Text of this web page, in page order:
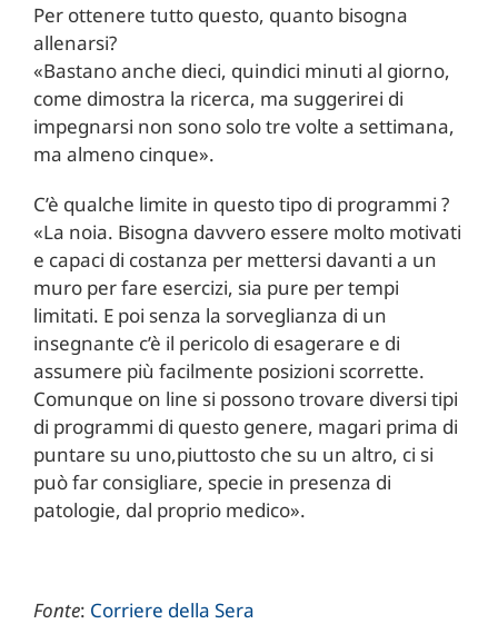
Per ottenere tutto questo, quanto bisogna
allenarsi?
«Bastano anche dieci, quindici minuti al giorno,
come dimostra la ricerca, ma suggerirei di
impegnarsi non sono solo tre volte a settimana,
ma almeno cinque».
C’è qualche limite in questo tipo di programmi ?
«La noia. Bisogna davvero essere molto motivati
e capaci di costanza per mettersi davanti a un
muro per fare esercizi, sia pure per tempi
limitati. E poi senza la sorveglianza di un
insegnante c’è il pericolo di esagerare e di
assumere più facilmente posizioni scorrette.
Comunque on line si possono trovare diversi tipi
di programmi di questo genere, magari prima di
puntare su uno,piuttosto che su un altro, ci si
può far consigliare, specie in presenza di
patologie, dal proprio medico».
Fonte: Corriere della Sera